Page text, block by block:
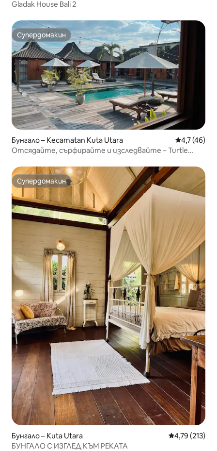
Gladak House Bali 2
Супердомакин
Супердомакин
Бунгало – Kecamatan Kuta Utara Средна
4,7 (46)
Отсядайте, сърфирайте и изследвайте – Turtle
Супердомакин
Супердомакин
Бунгало – Kuta Utara Средна
4,79 (213)
БУНГАЛО С ИЗГЛЕД КЪМ РЕКАТА